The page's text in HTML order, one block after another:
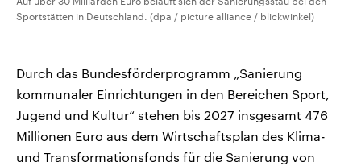
Sportstätten in Deutschland. (dpa / picture alliance / blickwinkel)
Durch das Bundesförderprogramm „Sanierung
kommunaler Einrichtungen in den Bereichen Sport,
Jugend und Kultur“ stehen bis 2027 insgesamt 476
Millionen Euro aus dem Wirtschaftsplan des Klima-
und Transformationsfonds für die Sanierung von